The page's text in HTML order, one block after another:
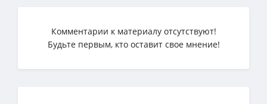
Комментарии к материалу отсутствуют!
Будьте первым, кто оставит свое мнение!